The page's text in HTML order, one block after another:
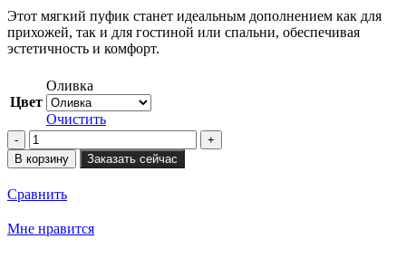
Этот мягкий пуфик станет идеальным дополнением как для
прихожей, так и для гостиной или спальни, обеспечивая
эстетичность и комфорт.
Цвет
Оливка
Очистить
Количество
товара
Пуф
ROUND
ящиком
В корзину Заказать сейчас
Сравнить
Мне нравится